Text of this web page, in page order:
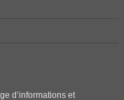
d’informations et